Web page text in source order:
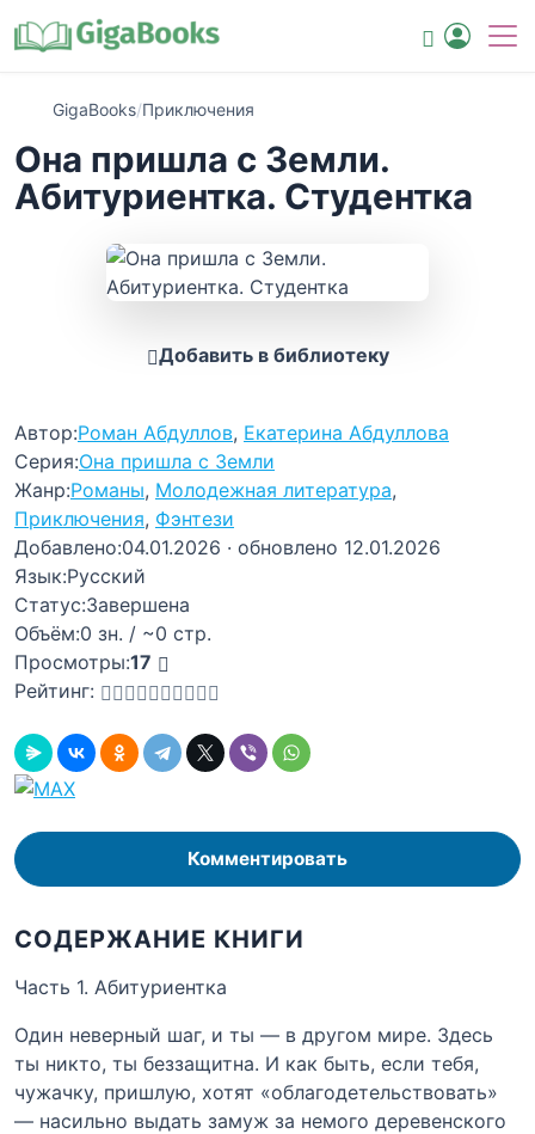
GigaBooks/Приключения
Она пришла с Земли.
Абитуриентка. Студентка
Добавить в библиотеку
Автор:Роман Абдуллов, Екатерина Абдуллова
Серия:Она пришла с Земли
Жанр:Романы, Молодежная литература,
Приключения, Фэнтези
Добавлено:04.01.2026 · обновлено 12.01.2026
Язык:Русский
Статус:Завершена
Объём:0 зн. / ~0 стр.
Просмотры:17
Рейтинг:
Комментировать
СОДЕРЖАНИЕ КНИГИ
Часть 1. Абитуриентка
Один неверный шаг, и ты — в другом мире. Здесь
ты никто, ты беззащитна. И как быть, если тебя,
чужачку, пришлую, хотят «облагодетельствовать»
— насильно выдать замуж за немого деревенского